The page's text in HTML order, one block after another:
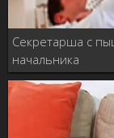
Секретарша с
начальника